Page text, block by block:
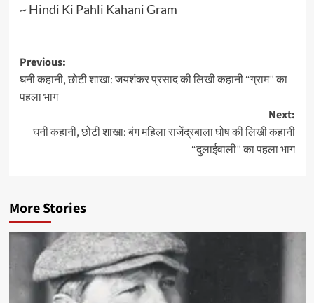
~ Hindi Ki Pahli Kahani Gram
Post
navigation
Previous:
घनी कहानी, छोटी शाखा: जयशंकर प्रसाद की लिखी कहानी “ग्राम” का
पहला भाग
Next:
घनी कहानी, छोटी शाखा: बंग महिला राजेंद्रबाला घोष की लिखी कहानी
“दुलाईवाली” का पहला भाग
More Stories